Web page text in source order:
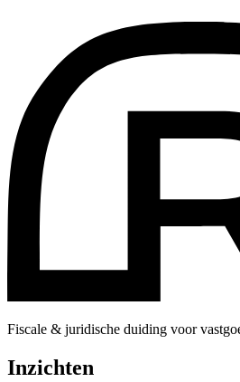
Fiscale & juridische duiding voor
Inzichten